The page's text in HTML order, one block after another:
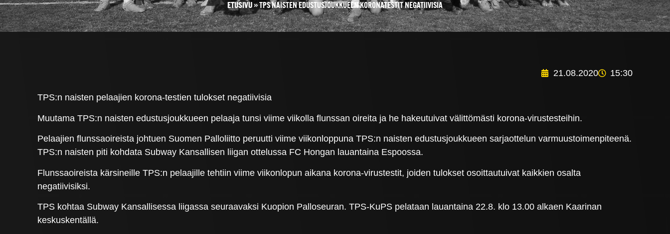
ETUSIVU»TPS NAISTEN EDUSTUSJOUKKUEEN KORONATESTIT NEGATIIVISIA
21.08.2020 15:30
TPS:n naisten pelaajien korona-testien tulokset negatiivisia
Muutama TPS:n naisten edustusjoukkueen pelaaja tunsi viime viikolla flunssan oireita ja he hakeutuivat välittömästi korona-virustesteihin.
Pelaajien flunssaoireista johtuen Suomen Palloliitto peruutti viime viikonloppuna TPS:n naisten edustusjoukkueen sarjaottelun varmuustoimenpiteenä.
TPS:n naisten piti kohdata Subway Kansallisen liigan ottelussa FC Hongan lauantaina Espoossa.
Flunssaoireista kärsineille TPS:n pelaajille tehtiin viime viikonlopun aikana korona-virustestit, joiden tulokset osoittautuivat kaikkien osalta
negatiivisiksi.
TPS kohtaa Subway Kansallisessa liigassa seuraavaksi Kuopion Palloseuran. TPS-KuPS pelataan lauantaina 22.8. klo 13.00 alkaen Kaarinan
keskuskentällä.